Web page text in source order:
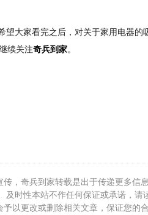
望大家看完之后，对关于家用电器的
续关注奇兵到家。
，奇兵到家转载是出于传递更多信
及时性本站不作任何保证或承诺，请
以更改或删除相关文章，保证您的